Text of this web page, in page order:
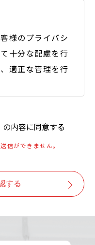
様のプライバシ
十分な配慮を行
適正な管理を行
ービスをご提供す
問への回答のご連
意なしに目的以外で
示します。
の内容に同意する
信ができません。
する